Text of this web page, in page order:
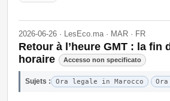
2026-06-26 · LesEco.ma · MAR · FR
Retour à l’heure GMT : la fin
horaire
Accesso non specificato
Sujets : Ora legale in Marocco